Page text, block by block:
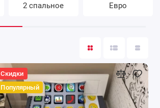
2 спальное Евро
Скидки
Популярный